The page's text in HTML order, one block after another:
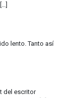
lento. Tanto así
del escritor